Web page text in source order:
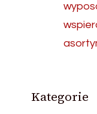
Kategorie